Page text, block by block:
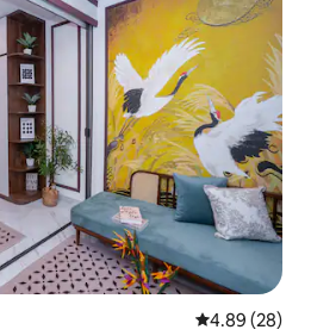
平均评分 4.89
4.89 (28)